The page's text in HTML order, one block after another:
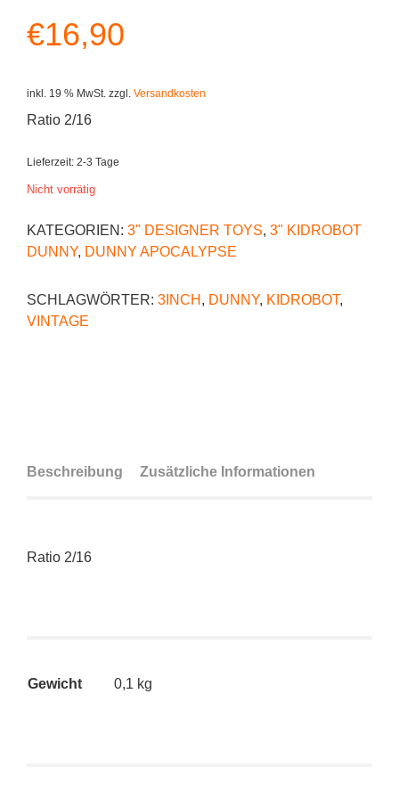
€16,90
inkl. 19 % MwSt. zzgl. Versandkosten
Ratio 2/16
Lieferzeit: 2-3 Tage
Nicht vorrätig
KATEGORIEN: 3" DESIGNER TOYS, 3" KIDROBOT
DUNNY, DUNNY APOCALYPSE
SCHLAGWÖRTER: 3INCH , DUNNY, KIDROBOT,
VINTAGE
Beschreibung Zusätzliche Informationen
Ratio 2/16
Gewicht 0,1 kg